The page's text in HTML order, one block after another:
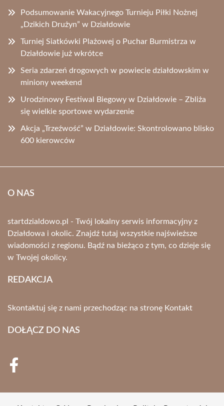
Podsumowanie Wakacyjnego Turnieju Piłki Nożnej
„Dzikich Drużyn” w Działdowie
Turniej Siatkówki Plażowej o Puchar Burmistrza w
Działdowie już wkrótce
Seria zdarzeń drogowych w powiecie działdowskim w
miniony weekend
Urodzinowy Festiwal Biegowy w Działdowie – Zbliża
się wielkie sportowe wydarzenie
Akcja „Trzeźwość” w Działdowie: Skontrolowano blisko
600 kierowców
O NAS
startdzialdowo.pl - Twój lokalny serwis informacyjny z
Działdowa i okolic. Znajdź tutaj wszystkie najświeższe
wiadomości z regionu. Bądź na bieżąco z tym, co dzieje się
w Twojej okolicy.
REDAKCJA
Skontaktuj się z nami przechodząc na stronę Kontakt
DOŁĄCZ DO NAS